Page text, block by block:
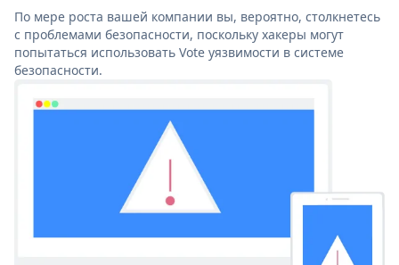
По мере роста вашей компании вы, вероятно, столкнетесь
с проблемами безопасности, поскольку хакеры могут
попытаться использовать Vote уязвимости в системе
безопасности.